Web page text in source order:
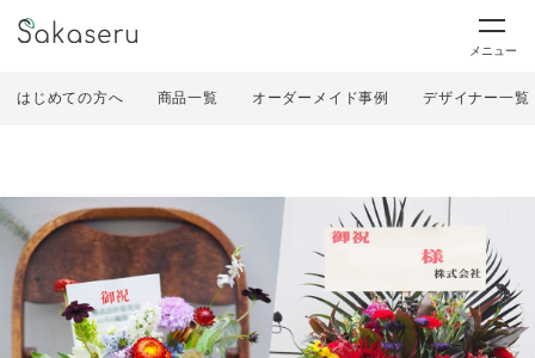
メニュー
はじめての方へ 商品一覧 オーダーメイド事例 デザイナー一覧